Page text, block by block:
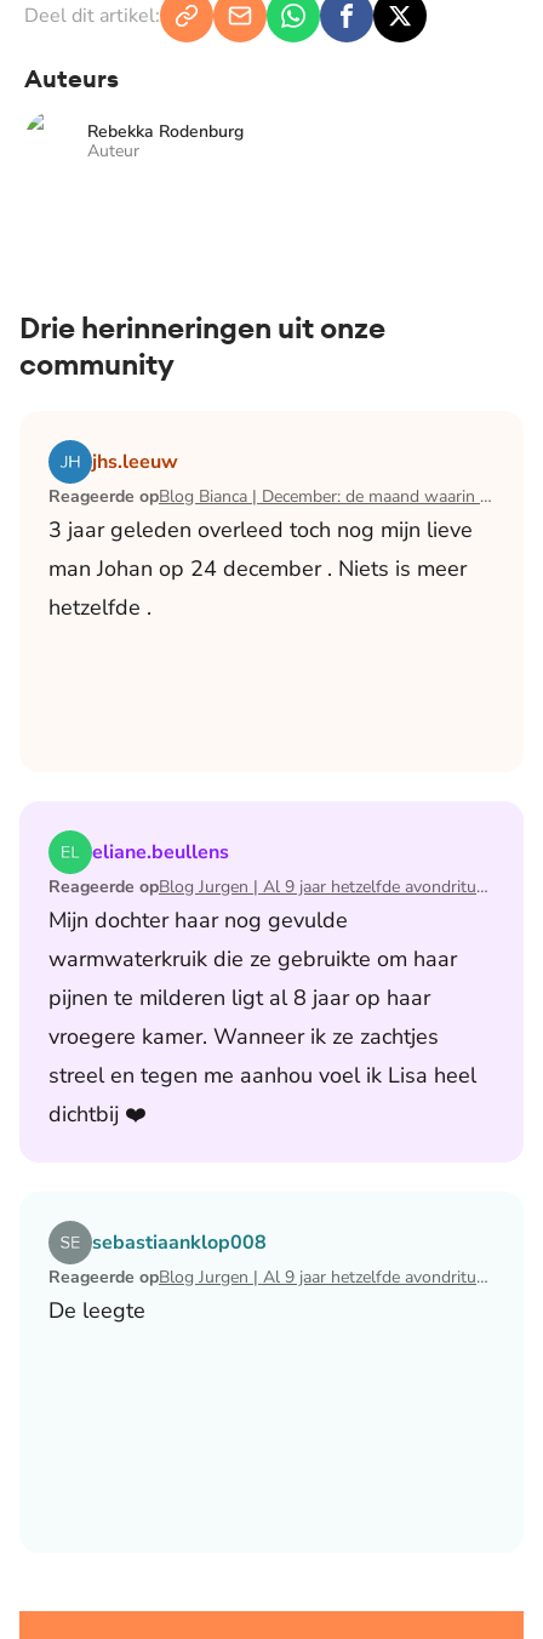
Deel dit artikel:
Auteurs
Rebekka Rodenburg
Auteur
Drie herinneringen uit onze
community
jhs.leeuw
Reageerde op Blog Bianca | December: de maand waarin ik mijn man verloor
3 jaar geleden overleed toch nog mijn lieve
man Johan op 24 december . Niets is meer
hetzelfde .
Lees het artikel Blog Bianca | December: de maand
eliane.beullens
Reageerde op Blog Jurgen | Al 9 jaar hetzelfde avondritueel
Mijn dochter haar nog gevulde
warmwaterkruik die ze gebruikte om haar
pijnen te milderen ligt al 8 jaar op haar
vroegere kamer. Wanneer ik ze zachtjes
streel en tegen me aanhou voel ik Lisa heel
dichtbij ❤️
Lees het artikel Blog Jurgen | Al 9 jaar hetzelfde
sebastiaanklop008
Reageerde op Blog Jurgen | Al 9 jaar hetzelfde avondritueel
De leegte
Lees het artikel Blog Jurgen | Al 9 jaar hetzelfde